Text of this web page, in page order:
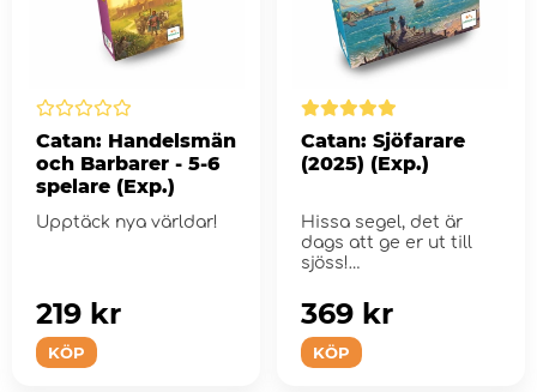
Catan: Handelsmän
och Barbarer - 5-6
spelare (Exp.)
Upptäck nya världar!
KÖP
219 kr
Catan: Sjöfarare
(2025) (Exp.)
Hissa segel, det är
dags att ge er ut till
sjöss!
KÖP
369 kr